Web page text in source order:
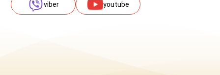
viber youtube